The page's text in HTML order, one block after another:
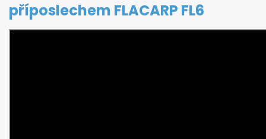
příposlechem FLACARP FL6